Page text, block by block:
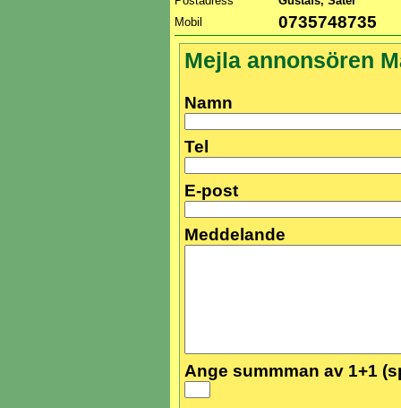
Mobil
0735748735
Mejla annonsören
Namn
Tel
E-post
Meddelande
Ange summman av 1+1